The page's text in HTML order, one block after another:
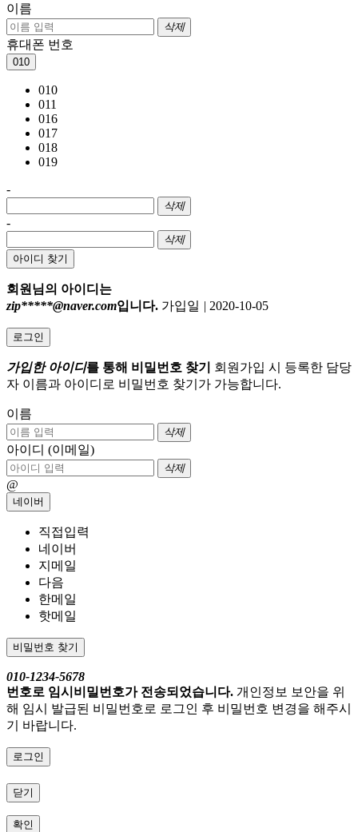
이름
삭제
휴대폰 번호
010
010
011
016
017
018
019
-
삭제
-
삭제
아이디 찾기
회원님의 아이디는
zip*****@naver.com입니다. 가입일 | 2020-10-05
로그인
가입한 아이디를 통해 비밀번호 찾기
회원가입 시 등록한 담당
자 이름과 아이디로 비밀번호 찾기가 가능합니다.
이름
삭제
아이디 (이메일)
삭제
@
네이버
직접입력
네이버
지메일
다음
한메일
핫메일
비밀번호 찾기
010-1234-5678
번호로 임시비밀번호가 전송되었습니다. 개인정보 보안을 위
해 임시 발급된 비밀번호로 로그인 후 비밀번호 변경을 해주시
기 바랍니다.
로그인
닫기
확인